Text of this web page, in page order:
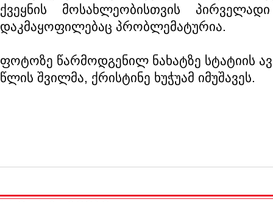
ქვეყნის მოსახლეობისთვის
დაკმაყოფილებაც პრობლემატურია.
ფოტოზე წარმოდგენილ ნახატზე სტატიის
წლის შვილმა, ქრისტინე ხუჭუამ იმუშავეს.